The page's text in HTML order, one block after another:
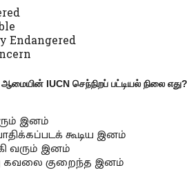
Endangered
ஆமையின் IUCNசெந்நிறப் பட்டியல் நிலை எது?
இனம்
கூடிய இனம்
வரும் இனம்
கவலை குறைந்த இனம்